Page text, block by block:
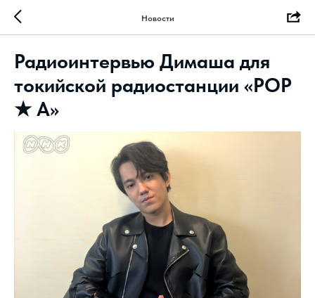
Новости
Радиоинтервью Димаша для
токийской радиостанции «POP
★ A»